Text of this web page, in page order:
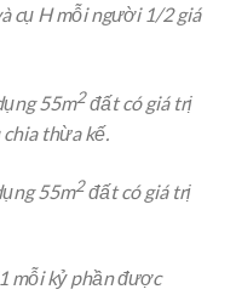
cụ H mỗi người 1/2 giá
55m2đất có giá trị
thừa kế.
55m2đất có giá trị
mỗi kỷ phần được